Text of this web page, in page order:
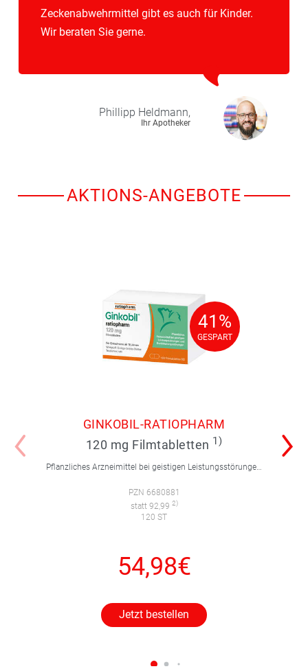
Zeckenabwehrmittel gibt es auch für Kinder.
Wir beraten Sie gerne.
Phillipp Heldmann,
Ihr Apotheker
AKTIONS-ANGEBOTE
41%
GESPART
41%
GESPART
GINKOBIL-RATIOPHARM
120 mg Filmtabletten 1)
Pflanzliches Arzneimittel bei geistigen Leistungsstörungen und Durchblutungsstörungen.
PZN 6680881
statt 92,99 2)
120 ST
54,98€
Jetzt bestellen